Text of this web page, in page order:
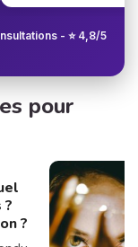
- ⭐ 4,8/5
pour
?